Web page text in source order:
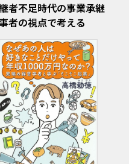
者不足時代の事業承継
者の視点で考える